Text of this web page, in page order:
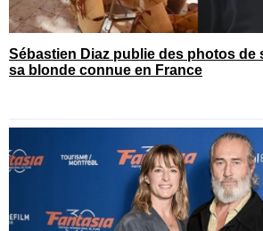
Sébastien Diaz publie des photos de
sa blonde connue en France